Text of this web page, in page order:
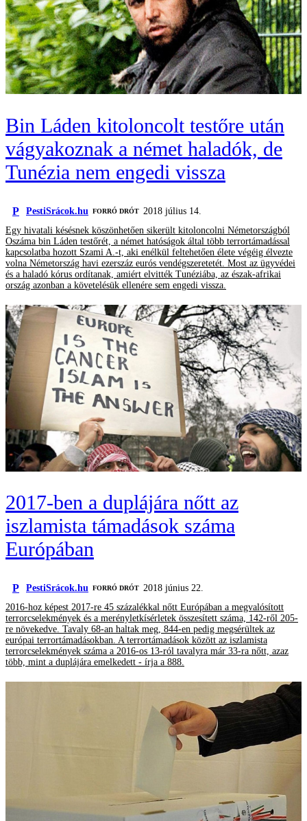
Bin Láden kitoloncolt testőre után
vágyakoznak a német haladók, de
Tunézia nem engedi vissza
P PestiSrácok.hu FORRÓ DRÓT
2018 július 14.
Egy hivatali késésnek köszönhetően sikerült kitoloncolni Németországból
Oszáma bin Láden testőrét, a német hatóságok által több terrortámadással
kapcsolatba hozott Szami A.-t, aki enélkül feltehetően élete végéig élvezte
volna Németország havi ezerszáz eurós vendégszeretetét. Most az ügyvédei
és a haladó kórus ordítanak, amiért elvitték Tunéziába, az észak-afrikai
ország azonban a követelésük ellenére sem engedi vissza.
2017-ben a duplájára nőtt az
iszlamista támadások száma
Európában
P PestiSrácok.hu FORRÓ DRÓT 2018 június 22.
2016-hoz képest 2017-re 45 százalékkal nőtt Európában a megvalósított
terrorcselekmények és a merényletkísérletek összesített száma, 142-ről 205-
re növekedve. Tavaly 68-an haltak meg, 844-en pedig megsérültek az
európai terrortámadásokban. A terrortámadások között az iszlamista
terrorcselekmények száma a 2016-os 13-ról tavalyra már 33-ra nőtt, azaz
több, mint a duplájára emelkedett - írja a 888.